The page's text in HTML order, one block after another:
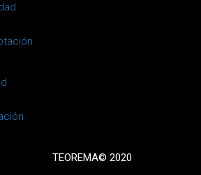
TEOREMA© 2020